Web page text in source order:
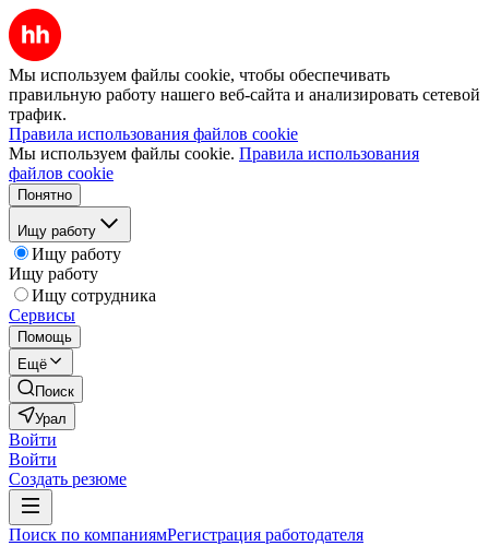
Мы используем файлы cookie, чтобы обеспечивать
правильную работу нашего веб-сайта и анализировать сетевой
трафик.
Правила использования файлов cookie
Мы используем файлы cookie. Правила использования
файлов cookie
Понятно
Ищу работу
Ищу работу
Ищу работу
Ищу сотрудника
Сервисы
Помощь
Ещё
Поиск
Урал
Войти
Войти
Создать резюме
Поиск по компаниямРегистрация работодателя